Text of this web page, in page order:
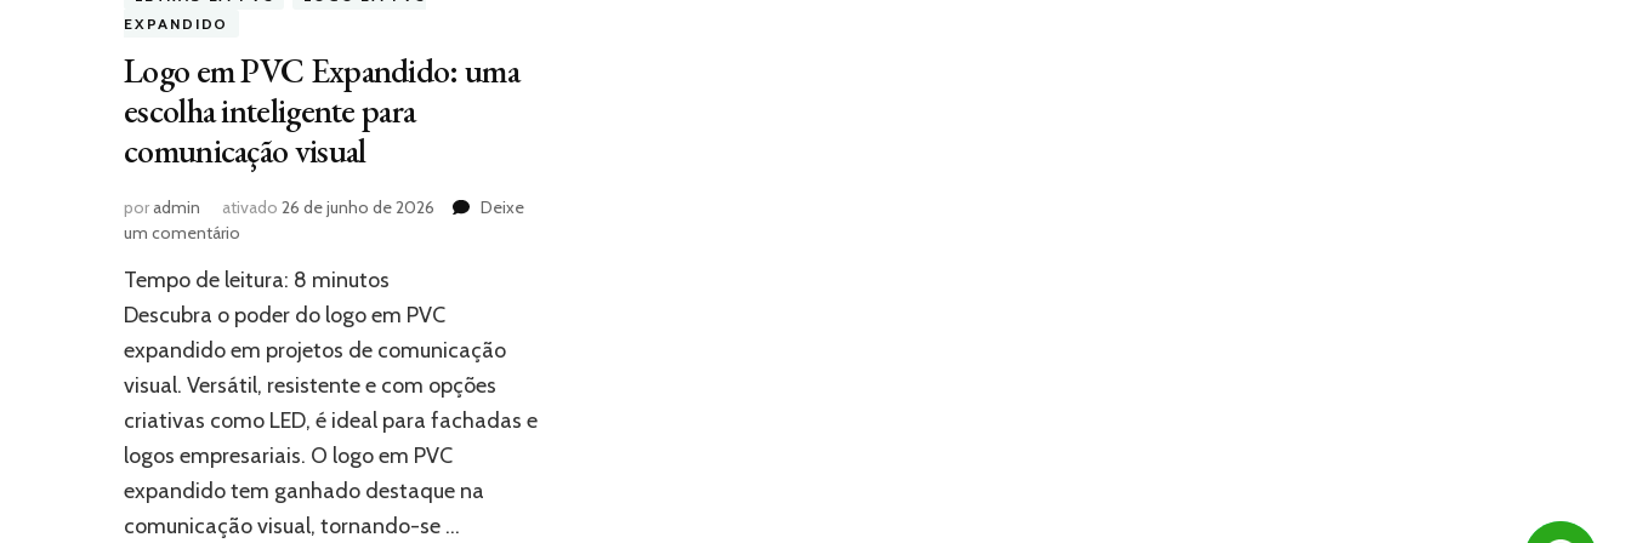
EXPANDIDO
Logo em PVC Expandido: uma
escolha inteligente para
comunicação visual
poradmin ativado 26 de junho de 2026
Deixe
um comentário
em
PVC
uma
escolha
inteligente
para
comunicação
visual
Tempo de leitura: 8 minutos
Descubra o poder do logo em PVC
expandido em projetos de comunicação
visual. Versátil, resistente e com opções
criativas como LED, é ideal para fachadas e
logos empresariais. O logo em PVC
expandido tem ganhado destaque na
comunicação visual, tornando-se …